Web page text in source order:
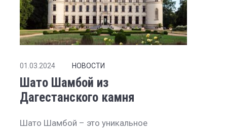
01.03.2024 НОВОСТИ
Шато Шамбой из
Дагестанского камня
Шато Шамбой – это уникальное